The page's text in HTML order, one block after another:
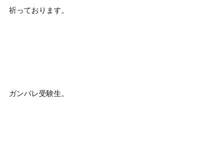
祈っております。
ガンバレ受験生。